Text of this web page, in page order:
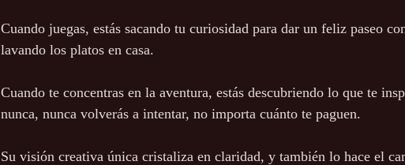
Cuando juegas, estás sacando tu curiosidad para dar un feliz paseo
lavando los platos en casa.
Cuando te concentras en la aventura, estás descubriendo lo que te
nunca, nunca volverás a intentar, no importa cuánto te paguen.
Su visión creativa única cristaliza en claridad, y también lo hace el